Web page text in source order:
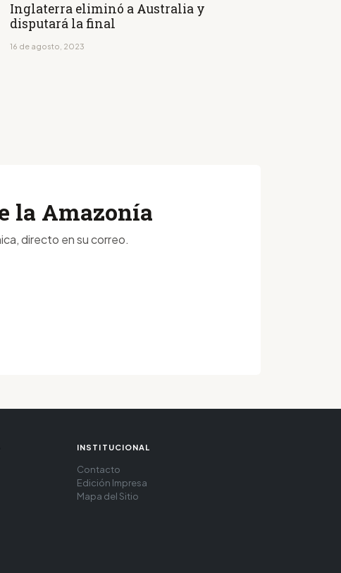
Inglaterra eliminó a Australia y
disputará la final
16 de agosto, 2023
la Amazonía
directo en su correo.
INSTITUCIONAL
Contacto
Edición Impresa
Mapa del Sitio